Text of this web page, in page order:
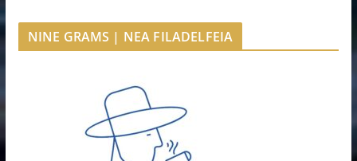
NINE GRAMS | NEA FILADELFEIA